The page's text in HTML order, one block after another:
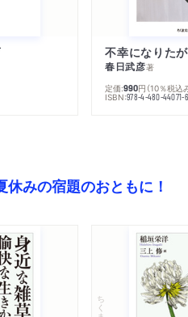
春日武彦著
定価:990円 （10％税込
ISBN:978-4-480-44071-6
みの宿題のおともに！
ちくま文庫